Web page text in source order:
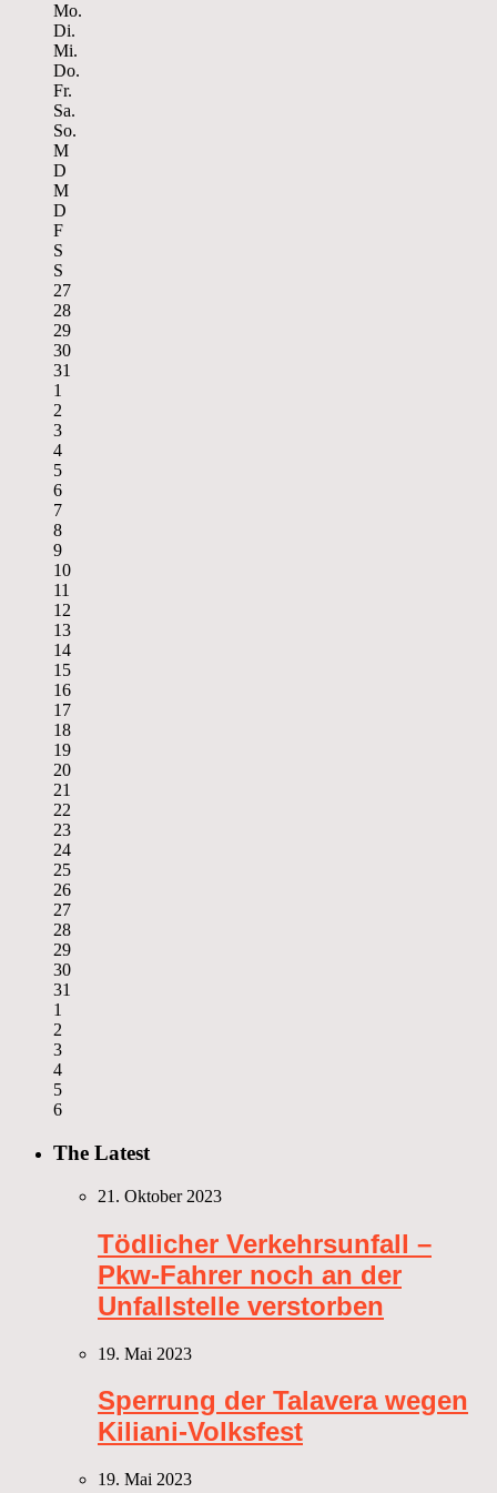
Mo.
Di.
Mi.
Do.
Fr.
Sa.
So.
M
D
M
D
F
S
S
27
28
29
30
31
1
2
3
4
5
6
7
8
9
10
11
12
13
14
15
16
17
18
19
20
21
22
23
24
25
26
27
28
29
30
31
1
2
3
4
5
6
The Latest
21. Oktober 2023
Tödlicher Verkehrsunfall –
Pkw-Fahrer noch an der
Unfallstelle verstorben
19. Mai 2023
Sperrung der Talavera wegen
Kiliani-Volksfest
19. Mai 2023